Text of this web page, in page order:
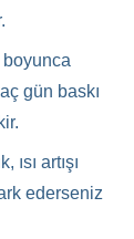
gün baskı
ısı artışı
ederseniz